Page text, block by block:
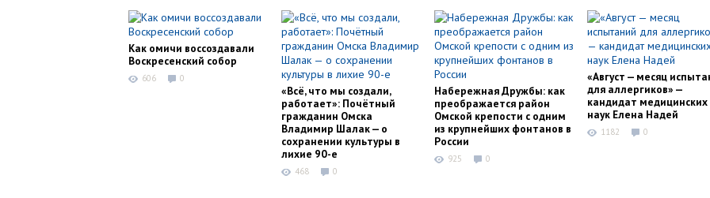
Как омичи воссоздавали
Воскресенский собор
606 0
«Всё, что мы создали,
работает»: Почётный
гражданин Омска
Владимир Шалак — о
сохранении культуры в
лихие 90-е
468 0
Набережная Дружбы: как
преображается район
Омской крепости с одним
из крупнейших фонтанов в
России
925 0
«Август — месяц
для аллергиков» —
кандидат медицинских
наук Елена Надей
1182 0